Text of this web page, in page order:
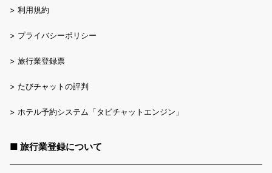
> 利用規約
> プライバシーポリシー
> 旅行業登録票
> たびチャットの評判
> ホテル予約システム「タビチャットエンジン」
■ 旅行業登録について